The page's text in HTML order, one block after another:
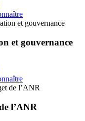
et gouvernance
et gouvernance
de l’ANR
l’ANR